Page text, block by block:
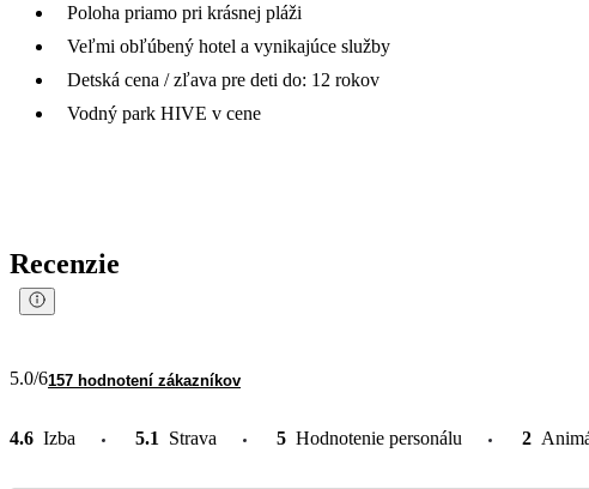
Poloha priamo pri krásnej pláži
Veľmi obľúbený hotel a vynikajúce služby
Detská cena / zľava pre deti do: 12 rokov
Vodný park HIVE v cene
Recenzie
5.0/6157 hodnotení zákazníkov
4.6 Izba 5.1 Strava 5 Hodnotenie personálu 2